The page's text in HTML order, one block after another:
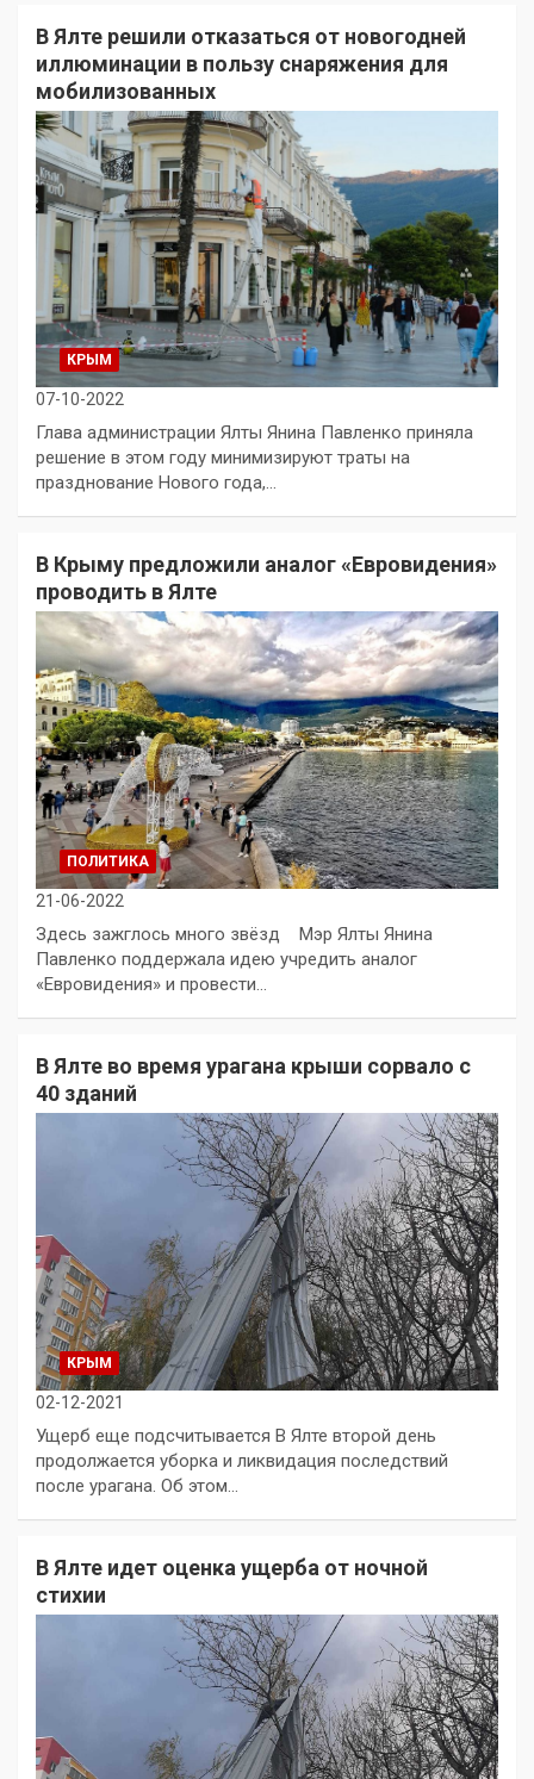
В Ялте решили отказаться от новогодней
иллюминации в пользу снаряжения для
мобилизованных
КРЫМ
07-10-2022
Глава администрации Ялты Янина Павленко приняла
решение в этом году минимизируют траты на
празднование Нового года,…
В Крыму предложили аналог «Евровидения»
проводить в Ялте
ПОЛИТИКА
21-06-2022
Здесь зажглось много звёзд Мэр Ялты Янина
Павленко поддержала идею учредить аналог
«Евровидения» и провести…
В Ялте во время урагана крыши сорвало с
40 зданий
КРЫМ
02-12-2021
Ущерб еще подсчитывается В Ялте второй день
продолжается уборка и ликвидация последствий
после урагана. Об этом…
В Ялте идет оценка ущерба от ночной
стихии